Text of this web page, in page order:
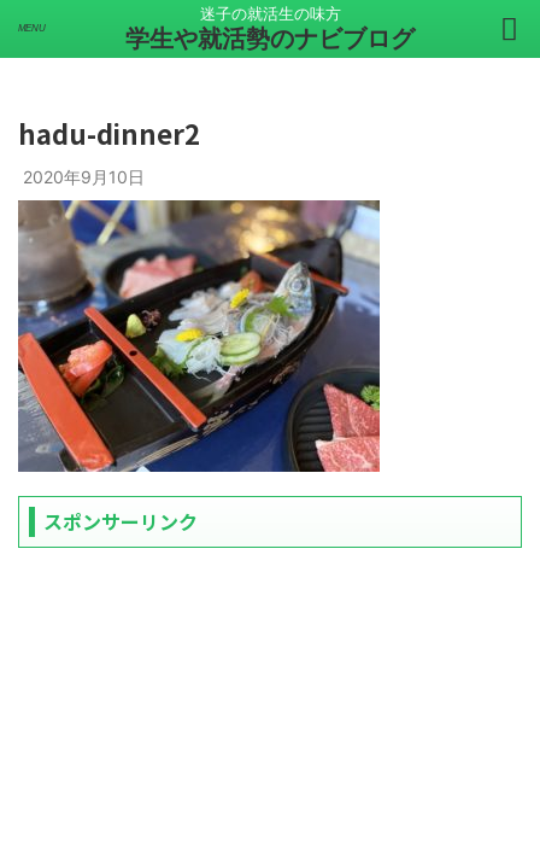
迷子の就活生の味方
学生や就活勢のナビブログ
hadu-dinner2
2020年9月10日
スポンサーリンク